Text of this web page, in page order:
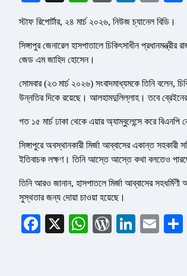
স্টাফ রিপোর্টার, ২৪ মার্চ ২০২৬, নিউজ চ্যানেল বিডি।
সিঙ্গাপুর জেনারেল হাসপাতালে চিকিৎসাধীন
জেড এম জাহিদ হোসেন।
সোমবার (২৩ মার্চ ২০২৬) সংবাদমাধ্যমকে তিনি বলেন,
উন্নতির দিকে রয়েছে। আলহামদুলিল্লাহ। তবে
গত ১৫ মার্চ ঢাকা থেকে এয়ার অ্যাম্বুলেন্সে করে বিএনপি
সিঙ্গাপুরে অবস্থানকারী মির্জা আব্বাসের একান্ত
ইতিবাচক লক্ষণ। তিনি আস্তে আস্তে কথা বলতেও
তিনি আরও জানান, হাসপাতলে মির্জা আব্বাসের
সুস্থতার জন্য দোয়া চাওয়া হয়েছে।
Facebook
X WhatsApp
WordPress